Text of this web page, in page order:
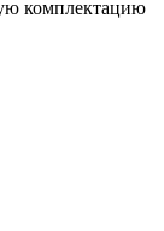
комплектацию